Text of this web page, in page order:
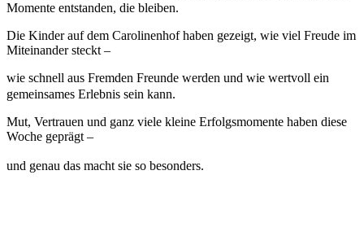
Momente entstanden, die bleiben.
Die Kinder auf dem Carolinenhof haben gezeigt, wie viel Freude im
Miteinander steckt –
wie schnell aus Fremden Freunde werden und wie wertvoll ein
gemeinsames Erlebnis sein kann.
Mut, Vertrauen und ganz viele kleine Erfolgsmomente haben diese
Woche geprägt –
und genau das macht sie so besonders.